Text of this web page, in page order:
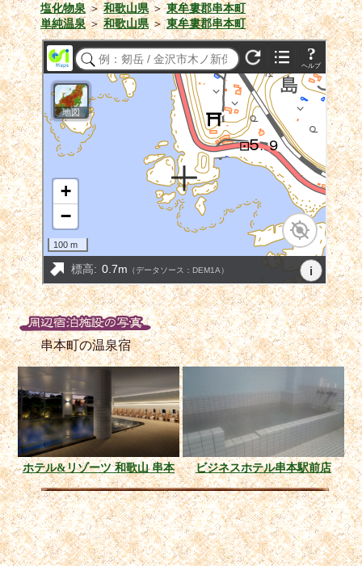
塩化物泉＞和歌山県＞東牟婁郡串本町
単純温泉＞和歌山県＞東牟婁郡串本町
串本町の温泉宿
ホテル&リゾーツ 和歌山 串本 ビジネスホテル串本駅前店